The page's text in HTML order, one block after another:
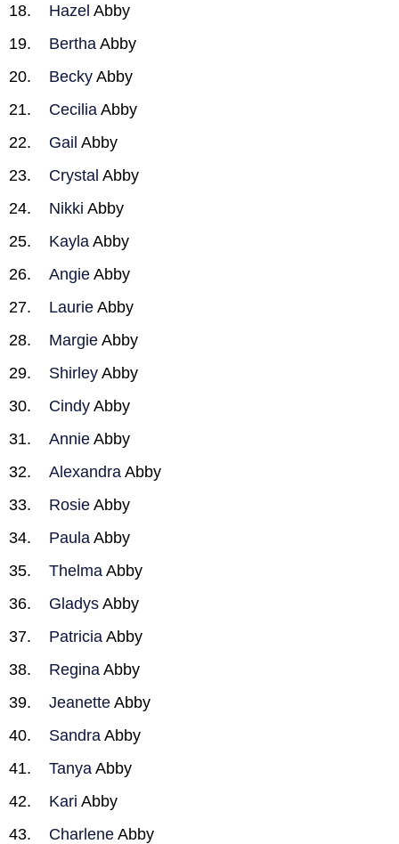
Hazel Abby
Bertha Abby
Becky Abby
Cecilia Abby
Gail Abby
Crystal Abby
Nikki Abby
Kayla Abby
Angie Abby
Laurie Abby
Margie Abby
Shirley Abby
Cindy Abby
Annie Abby
Alexandra Abby
Rosie Abby
Paula Abby
Thelma Abby
Gladys Abby
Patricia Abby
Regina Abby
Jeanette Abby
Sandra Abby
Tanya Abby
Kari Abby
Charlene Abby